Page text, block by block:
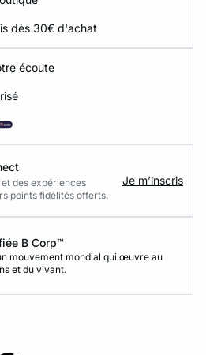
dès 30€ d'achat
écoute
des expériences
points fidélités offerts.
Je m’inscris
B Corp™
mouvement mondial qui œuvre au
et du vivant.